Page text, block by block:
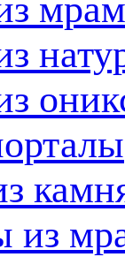
из